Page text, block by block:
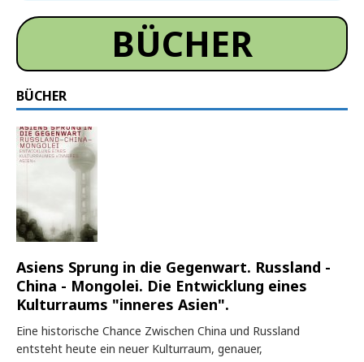
BÜCHER
BÜCHER
Asiens Sprung in die Gegenwart. Russland -
China - Mongolei. Die Entwicklung eines
Kulturraums "inneres Asien".
Eine historische Chance Zwischen China und Russland
entsteht heute ein neuer Kulturraum, genauer,